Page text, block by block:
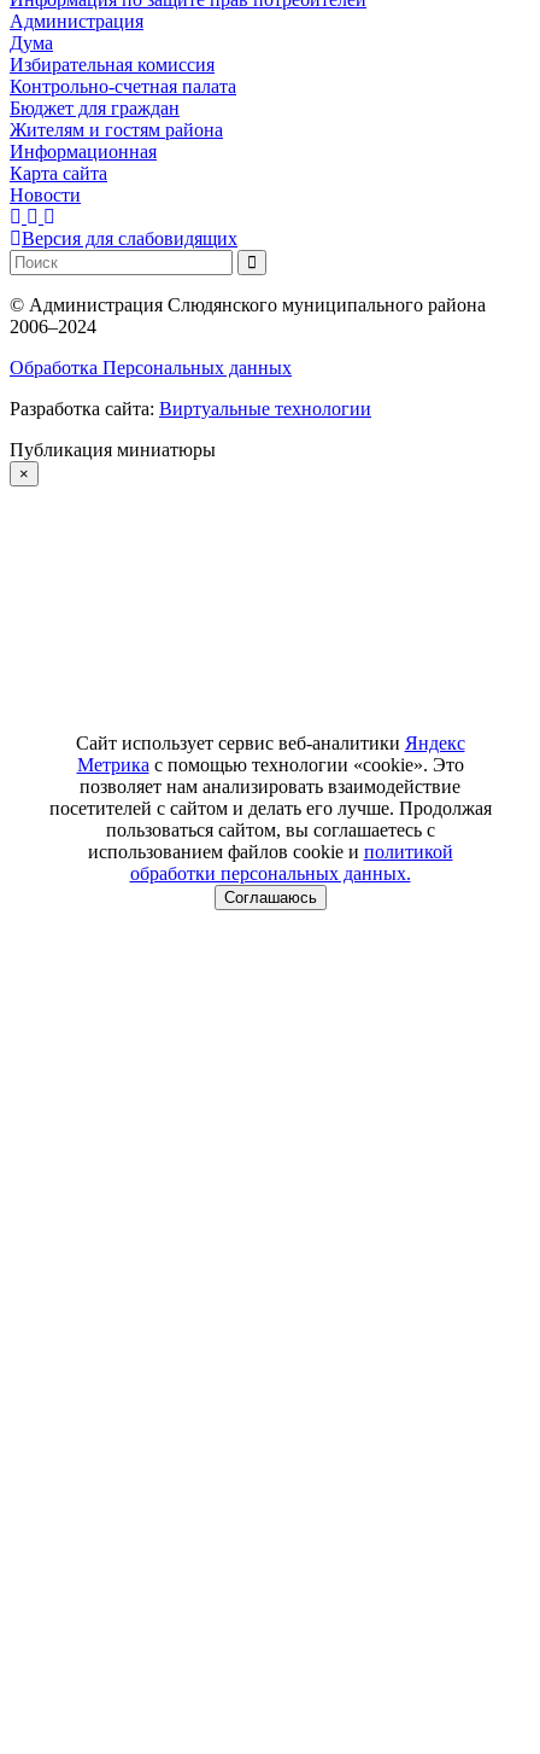
Администрация
Дума
Избирательная комиссия
Контрольно-счетная палата
Бюджет для граждан
Жителям и гостям района
Информационная
Карта сайта
Новости
Версия для слабовидящих
© Администрация Слюдянского муниципального района
2006–2024
Обработка Персональных данных
Разработка сайта: Виртуальные технологии
Публикация миниатюры
×
Сайт использует сервис веб-аналитики Яндекс
Метрика с помощью технологии «cookie». Это
позволяет нам анализировать взаимодействие
посетителей с сайтом и делать его лучше. Продолжая
пользоваться сайтом, вы соглашаетесь с
использованием файлов cookie и политикой
обработки персональных данных.
Соглашаюсь